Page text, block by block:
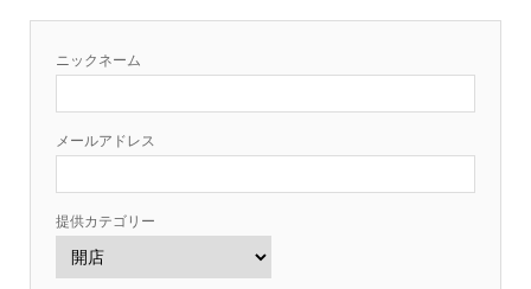
ニックネーム
メールアドレス
提供カテゴリー